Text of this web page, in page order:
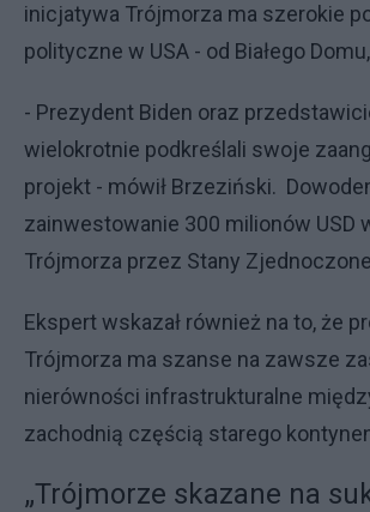
inicjatywa Trójmorza ma szerokie
polityczne w USA - od Białego
- Prezydent Biden oraz
wielokrotnie podkreślali swoje
projekt - mówił Brzeziński.
zainwestowanie 300 milionów USD
Trójmorza przez Stany
Ekspert wskazał również na to, że
Trójmorza ma szanse na zawsze
nierówności infrastrukturalne
zachodnią częścią starego
„Trójmorze skazane na